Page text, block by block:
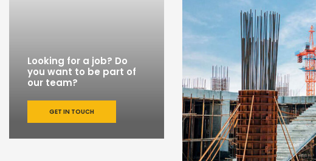
Looking for a job? Do
you want to be part of
our team?
GET IN TOUCH